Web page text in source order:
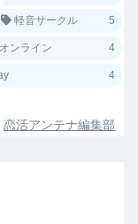
軽音サークル 5
ンライン 4
4
恋活アンテナ編集部